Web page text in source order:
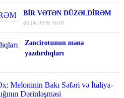
BİR VƏTƏN DÜZƏLDİRƏM
06.06.2026 16:01
Zəncirotunun mənə
yazdırdıqları